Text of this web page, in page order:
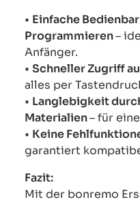
• Einfache
Programmieren–
Anfänger.
• Schneller Zugriff
alles per
• Langlebigkeit
Materialien– für
• Keine
garantiert
Fazit:
Mit der bonremo